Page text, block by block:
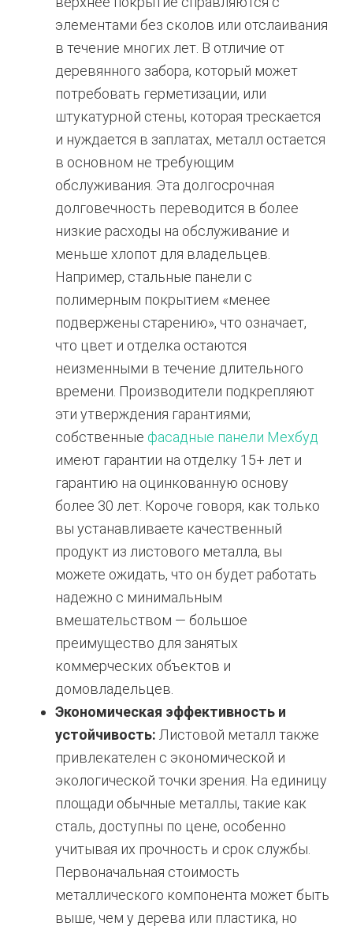
элементами без сколов или отслаивания
в течение многих лет. В отличие от
деревянного забора, который может
потребовать герметизации, или
штукатурной стены, которая трескается
и нуждается в заплатах, металл остается
в основном не требующим
обслуживания. Эта долгосрочная
долговечность переводится в более
низкие расходы на обслуживание и
меньше хлопот для владельцев.
Например, стальные панели с
полимерным покрытием «менее
подвержены старению», что означает,
что цвет и отделка остаются
неизменными в течение длительного
времени. Производители подкрепляют
эти утверждения гарантиями;
собственные фасадные панели Мехбуд
имеют гарантии на отделку 15+ лет и
гарантию на оцинкованную основу
более 30 лет. Короче говоря, как только
вы устанавливаете качественный
продукт из листового металла, вы
можете ожидать, что он будет работать
надежно с минимальным
вмешательством — большое
преимущество для занятых
коммерческих объектов и
домовладельцев.
Экономическая эффективность и
устойчивость: Листовой металл также
привлекателен с экономической и
экологической точки зрения. На единицу
площади обычные металлы, такие как
сталь, доступны по цене, особенно
учитывая их прочность и срок службы.
Первоначальная стоимость
металлического компонента может быть
выше, чем у дерева или пластика, но